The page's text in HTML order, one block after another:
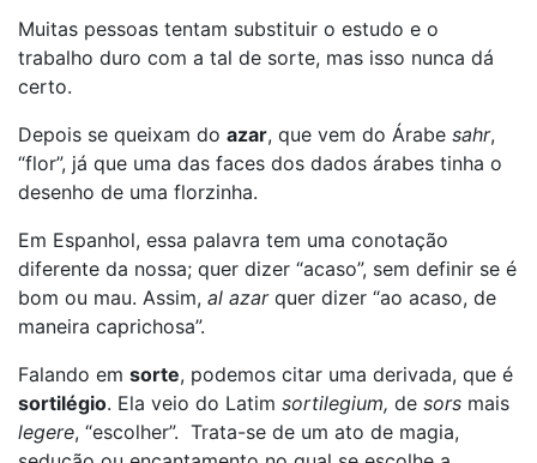
Muitas pessoas tentam substituir o estudo e o
trabalho duro com a tal de sorte, mas isso nunca dá
certo.
Depois se queixam do azar, que vem do Árabe sahr,
“flor”, já que uma das faces dos dados árabes tinha o
desenho de uma florzinha.
Em Espanhol, essa palavra tem uma conotação
diferente da nossa; quer dizer “acaso”, sem definir se é
bom ou mau. Assim, al azarquer dizer “ao acaso, de
maneira caprichosa”.
Falando em sorte, podemos citar uma derivada, que é
sortilégio. Ela veio do Latim sortilegium, de sors mais
legere, “escolher”. Trata-se de um ato de magia,